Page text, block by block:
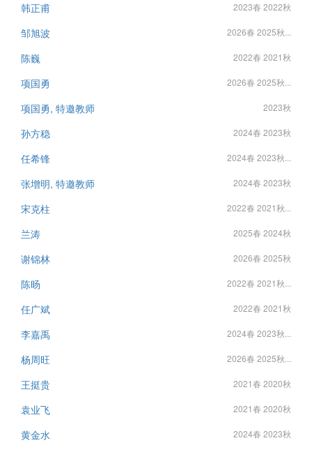
韩正甫 2023春 2022秋
邹旭波 2026春 2025秋...
陈巍 2022春 2021秋
项国勇 2026春 2025秋...
项国勇, 特邀教师 2023秋
孙方稳 2024春 2023秋
任希锋 2024春 2023秋...
张增明, 特邀教师 2024春 2023秋
宋克柱 2022春 2021秋...
兰涛 2025春 2024秋
谢锦林 2026春 2025秋
陈旸 2022春 2021秋...
任广斌 2022春 2021秋
李嘉禹 2024春 2023秋...
杨周旺 2026春 2025秋...
王挺贵 2021春 2020秋
袁业飞 2021春 2020秋
黄金水 2024春 2023秋